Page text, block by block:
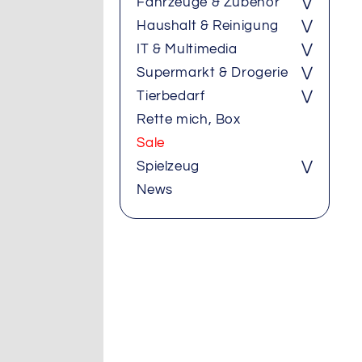
Haushalt & Reinigung
⋁
IT & Multimedia
⋁
Supermarkt & Drogerie
⋁
Tierbedarf
⋁
Rette mich, Box
Sale
Spielzeug
⋁
News